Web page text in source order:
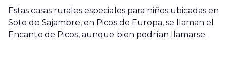
Estas casas rurales especiales para niños ubicadas en
Soto de Sajambre, en Picos de Europa, se llaman el
Encanto de Picos, aunque bien podrían llamarse…